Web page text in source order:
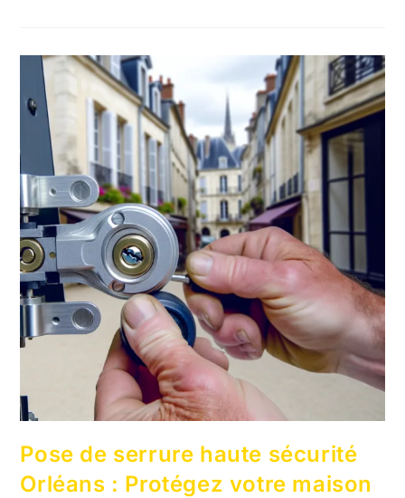
Pose de serrure haute sécurité
Orléans : Protégez votre maison